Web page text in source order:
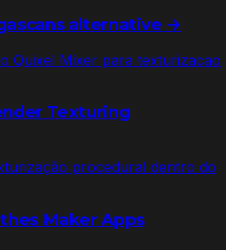
alternative →
Quixel Mixer para texturizacao
Texturing
procedural dentro do
Maker Apps